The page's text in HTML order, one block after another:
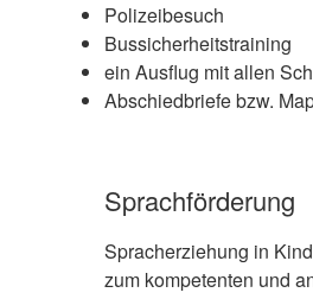
Polizeibesuch
Bussicherheitstraining
ein Ausflug mit allen
Abschiedbriefe bzw.
Sprachförderung
Spracherziehung in
zum kompetenten und